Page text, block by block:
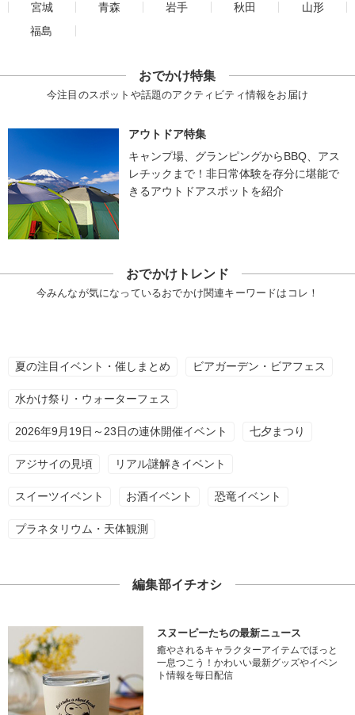
宮城
青森 岩手 秋田
山形
福島
おでかけ特集
今注目のスポットや話題のアクティビティ情報をお届け
アウトドア特集
キャンプ場、グランピングからBBQ、アス
レチックまで！非日常体験を存分に堪能で
きるアウトドアスポットを紹介
おでかけトレンド
今みんなが気になっているおでかけ関連キーワードはコレ！
夏の注目イベント・催しまとめ ビアガーデン・ビアフェス
水かけ祭り・ウォーターフェス
2026年9月19日～23日の連休開催イベント 七夕まつり
アジサイの見頃 リアル謎解きイベント
スイーツイベント お酒イベント 恐竜イベント
プラネタリウム・天体観測
編集部イチオシ
スヌーピーたちの最新ニュース
癒やされるキャラクターアイテムでほっと
一息つこう！かわいい最新グッズやイベン
ト情報を毎日配信